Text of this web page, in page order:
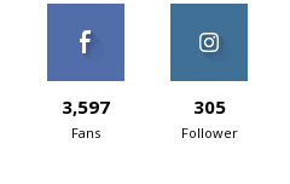
3,597
Fans
305
Follower